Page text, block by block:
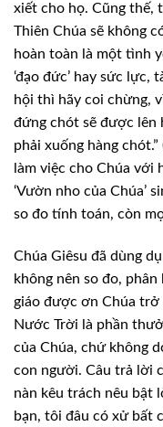
xiết cho họ. Cũng thế,
Thiên Chúa sẽ không
hoàn toàn là một tình
‘đạo đức’ hay sức lực,
hội thì hãy coi chừng,
đứng chót sẽ được lên
phải xuống hàng
làm việc cho Chúa với
‘Vườn nho của Chúa’
so đo tính toán, còn
Chúa Giêsu đã dùng
không nên so đo,
giáo được ơn Chúa
Nước Trời là phần
của Chúa, chứ không
con người. Câu trả lời
nàn kêu trách nêu bật
bạn, tôi đâu có xử bất